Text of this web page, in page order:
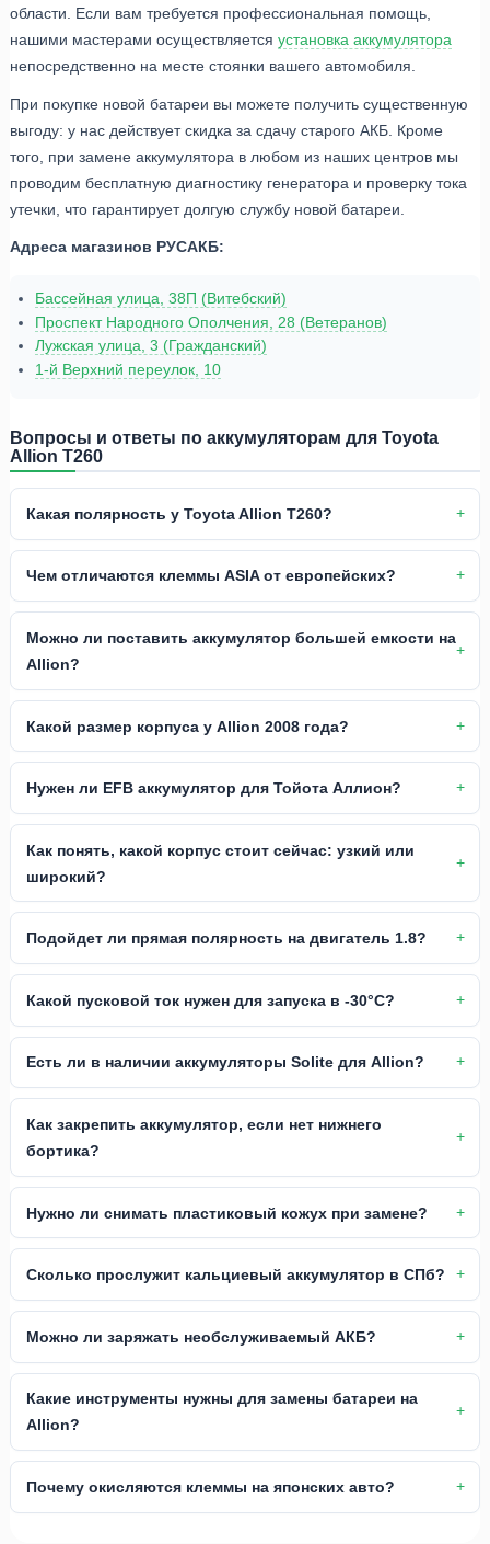
области. Если вам требуется профессиональная помощь,
нашими мастерами осуществляется установка аккумулятора
непосредственно на месте стоянки вашего автомобиля.
При покупке новой батареи вы можете получить существенную
выгоду: у нас действует скидка за сдачу старого АКБ. Кроме
того, при замене аккумулятора в любом из наших центров мы
проводим бесплатную диагностику генератора и проверку тока
утечки, что гарантирует долгую службу новой батареи.
Адреса магазинов РУСАКБ:
Бассейная улица, 38П (Витебский)
Проспект Народного Ополчения, 28 (Ветеранов)
Лужская улица, 3 (Гражданский)
1-й Верхний переулок, 10
Вопросы и ответы по аккумуляторам для Toyota
Allion T260
Какая полярность у Toyota Allion T260?
Чем отличаются клеммы ASIA от европейских?
Можно ли поставить аккумулятор большей емкости на
Allion?
Какой размер корпуса у Allion 2008 года?
Нужен ли EFB аккумулятор для Тойота Аллион?
Как понять, какой корпус стоит сейчас: узкий или
широкий?
Подойдет ли прямая полярность на двигатель 1.8?
Какой пусковой ток нужен для запуска в -30°C?
Есть ли в наличии аккумуляторы Solite для Allion?
Как закрепить аккумулятор, если нет нижнего
бортика?
Нужно ли снимать пластиковый кожух при замене?
Сколько прослужит кальциевый аккумулятор в СПб?
Можно ли заряжать необслуживаемый АКБ?
Какие инструменты нужны для замены батареи на
Allion?
Почему окисляются клеммы на японских авто?